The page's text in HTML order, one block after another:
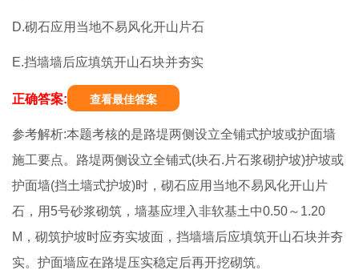
D.砌石应用当地不易风化开山片石
E.挡墙墙后应填筑开山石块并夯实
正确答案: 查看最佳答案
参考解析:本题考核的是路堤两侧设立全铺式护坡或护面墙
施工要点。路堤两侧设立全铺式(块石.片石浆砌护坡)护坡或
护面墙(挡土墙式护坡)时，砌石应用当地不易风化开山片
石，用5号砂浆砌筑，墙基应埋入非软基土中0.50～1.20
M，砌筑护坡时应夯实坡面，挡墙墙后应填筑开山石块并夯
实。护面墙应在路堤压实稳定后再开挖砌筑。